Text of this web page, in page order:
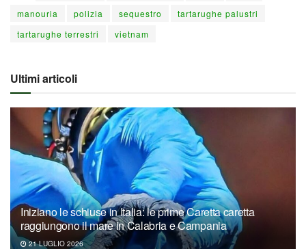
manouria
polizia sequestro
tartarughe palustri
tartarughe terrestri
vietnam
Ultimi articoli
Iniziano le schiuse in Italia: le prime Caretta caretta
raggiungono il mare in Calabria e Campania
21 LUGLIO 2026